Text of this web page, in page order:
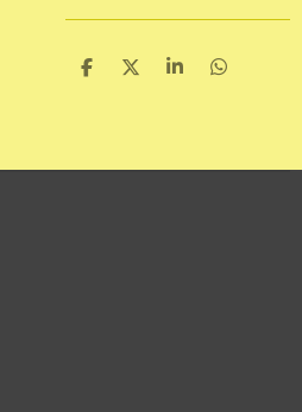
D
D
S
D